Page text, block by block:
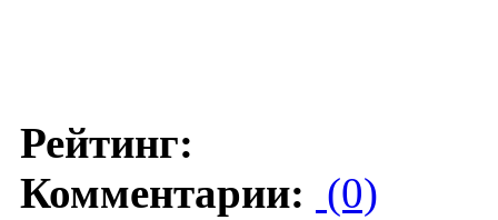
Рейтинг:
Комментарии: (0)